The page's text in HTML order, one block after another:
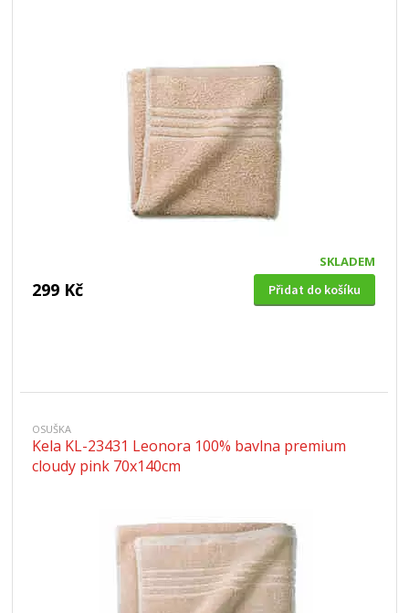
SKLADEM
299 Kč Přidat do košíku
OSUŠKA
Kela KL-23431 Leonora 100% bavlna premium
cloudy pink 70x140cm